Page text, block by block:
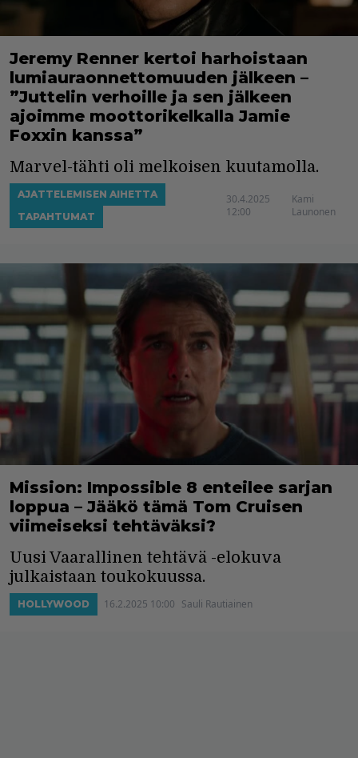
Jeremy Renner kertoi harhoistaan
lumiauraonnettomuuden jälkeen –
”Juttelin verhoille ja sen jälkeen
ajoimme moottorikelkalla Jamie
Foxxin kanssa”
Marvel-tähti oli melkoisen kuutamolla.
AJATTELEMISEN AIHETTA
TAPAHTUMAT
30.4.2025
12:00
Kami
Launonen
Mission: Impossible 8 enteilee sarjan
loppua – Jääkö tämä Tom Cruisen
viimeiseksi tehtäväksi?
Uusi Vaarallinen tehtävä -elokuva
julkaistaan toukokuussa.
HOLLYWOOD 16.2.2025 10:00 Sauli Rautiainen